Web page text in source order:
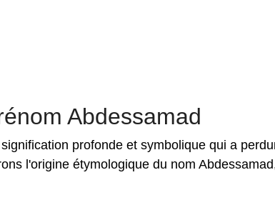
Abdessamad
profonde et symbolique qui a
l'origine étymologique du nom